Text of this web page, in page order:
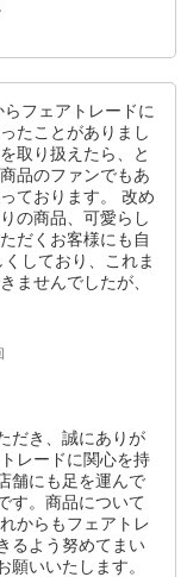
フェアトレードに
たことがありまし
取り扱えたら、と
品のファンでもあ
ております。 改め
の商品、可愛らし
だくお客様にも自
しており、これま
ませんでしたが、
だき、誠にありが
レードに関心を持
舗にも足を運んで
す。商品について
からもフェアトレ
るよう努めてまい
願いいたします。